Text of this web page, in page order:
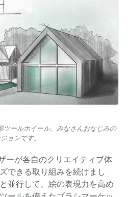
ツールホイール。みなさんおなじみの
ョンです。
ーが各自のクリエイティブ体
できる取り組みを続けまし
並行して、絵の表現力を高め